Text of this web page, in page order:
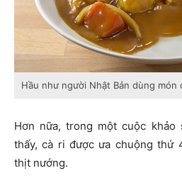
Hầu như người Nhật Bản dùng món
Hơn nữa, trong một cuộc khảo
thấy, cà ri được ưa chuộng thứ
thịt nướng.